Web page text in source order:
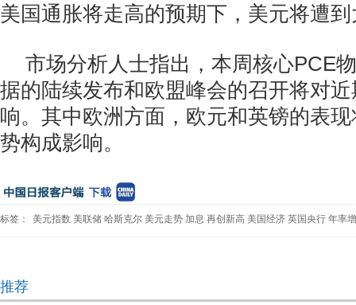
美国通胀将走高的预期下，美元将遭
市场分析人士指出，本周核心PCE
据的陆续发布和欧盟峰会的召开将对
响。其中欧洲方面，欧元和英镑的表
势构成影响。
标签： 美元指数 美联储 哈斯克尔 美元走势 加息 再创新高 美国经济 英国央行 年率
推荐